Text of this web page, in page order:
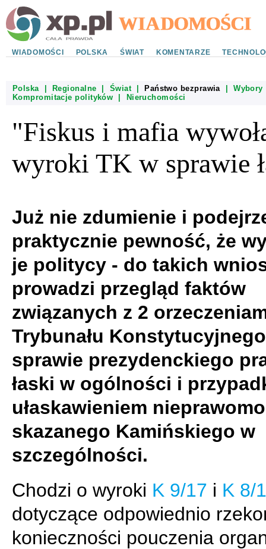
WIADOMOŚCI POLSKA ŚWIAT KOMENTARZE
Polska| Regionalne Świat| Państwo bezprawia|Wybory
Kompromitacje polityków
Nieruchomości
"Fiskus i mafia
wyroki TK w sprawie
Już nie zdumienie i
praktycznie pewność, że
je politycy - do takich
prowadzi przegląd faktów
związanych z 2
Trybunału
sprawie prezydenckiego
łaski w ogólności i
ułaskawieniem
skazanego Kamińskiego w
szczególności.
Chodzi o wyroki K 9/17 i K 8/
dotyczące odpowiednio
konieczności pouczenia